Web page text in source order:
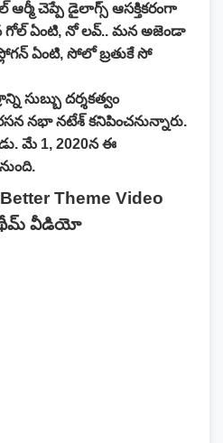
చెప్పే డైలాగ్స్‌ ఆసక్తికరంగా
ఏంటి, నో లవ్.. మన అజెండా
ఏంటి, సోలో బ్రతుకే సో
సుబ్బు దర్శకత్వం
నభా నటేశ్‌ కనిపించనున్నారు.
మే 1, 2020న ఈ
Theme Video
థీమ్ వీడియో